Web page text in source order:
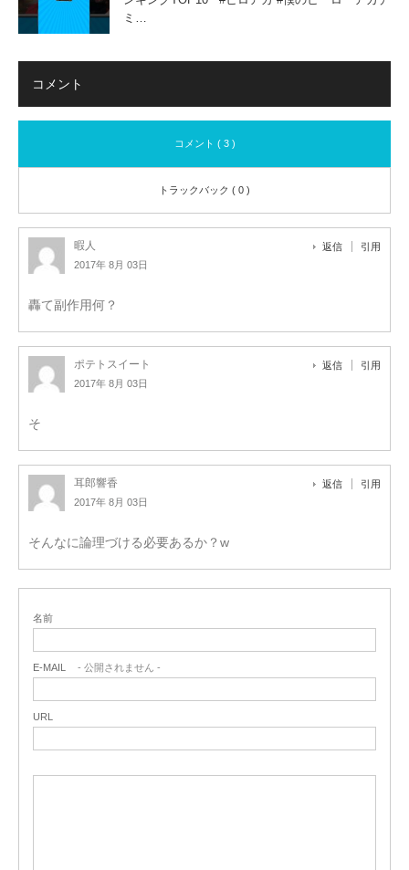
ミ…
コメント
コメント ( 3 )
トラックバック ( 0 )
暇人
2017年 8月 03日
返信 引用
轟て副作用何？
ポテトスイート
2017年 8月 03日
返信 引用
そ
耳郎響香
2017年 8月 03日
返信 引用
そんなに論理づける必要あるか？w
名前
E-MAIL - 公開されません -
URL